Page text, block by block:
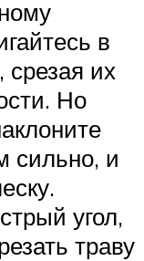
в
срезая их
Но
сильно, и
угол,
траву